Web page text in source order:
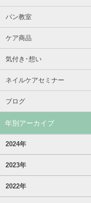
パン教室
ケア商品
気付き･想い
ネイルケアセミナー
ブログ
年別アーカイブ
2024年
2023年
2022年